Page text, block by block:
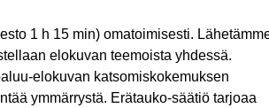
1 h 15 min) omatoimisesti.
elokuvan teemoista yhdessä.
elokuvan katsomiskokemuksen
ymmärrystä. Erätauko-säätiö tarjoaa